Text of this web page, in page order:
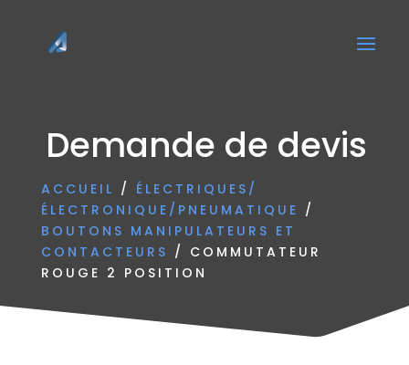
Demande de devis
ACCUEIL / ÉLECTRIQUES/
ÉLECTRONIQUE/PNEUMATIQUE /
BOUTONS MANIPULATEURS ET
CONTACTEURS / COMMUTATEUR
ROUGE 2 POSITION